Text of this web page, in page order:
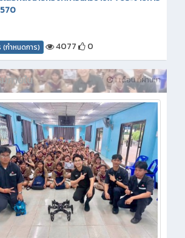
(กำหนดการ) 4077 0
1 เดือน ที่ผ่านมา
ภายใน